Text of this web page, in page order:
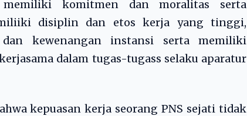
komitmen dan moralitas serta
disiplin dan etos kerja yang tinggi,
kewenangan instansi serta memiliki
dalam tugas-tugass selaku aparatur
kepuasan kerja seorang PNS sejati tidak